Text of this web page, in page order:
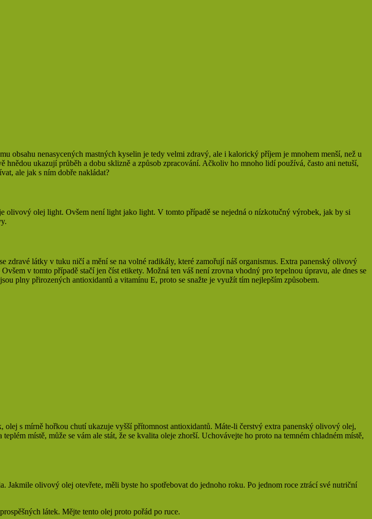
nenasycených mastných kyselin je tedy velmi zdravý, ale i kalorický příjem je mnohem menší, než u
ukazují průběh a dobu sklizně a způsob zpracování. Ačkoliv ho mnoho lidí používá, často ani netuší,
ale jak s ním dobře nakládat?
olivový olej light. Ovšem není light jako light. V tomto případě se nejedná o nízkotučný výrobek, jak by si
zdravé látky v tuku ničí a mění se na volné radikály, které zamořují náš organismus. Extra panenský olivový
v tomto případě stačí jen číst etikety. Možná ten váš není zrovna vhodný pro tepelnou úpravu, ale dnes se
plny přirozených antioxidantů a vitamínu E, proto se snažte je využít tím nejlepším způsobem.
s mírně hořkou chutí ukazuje vyšší přítomnost antioxidantů. Máte-li čerstvý extra panenský olivový olej,
místě, může se vám ale stát, že se kvalita oleje zhorší. Uchovávejte ho proto na temném chladném místě,
olivový olej otevřete, měli byste ho spotřebovat do jednoho roku. Po jednom roce ztrácí své nutriční
látek. Mějte tento olej proto pořád po ruce.